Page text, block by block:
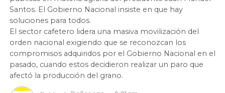
Santos. El Gobierno Nacional insiste en que hay
soluciones para todos.
El sector cafetero lidera una masiva movilización del
orden nacional exigiendo que se reconozcan los
compromisos adquiridos por el Gobierno Nacional en el
pasado, cuando estos decidieron realizar un paro que
afectó la producción del grano.